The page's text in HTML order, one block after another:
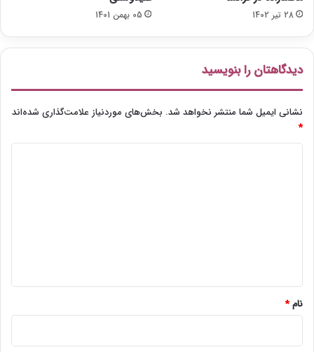
28 تیر 1402 05 بهمن 1401
دیدگاهتان را بنویسید
نشانی ایمیل شما منتشر نخواهد شد. بخش‌های موردنیاز علامت‌گذاری شده‌اند
*
نام*